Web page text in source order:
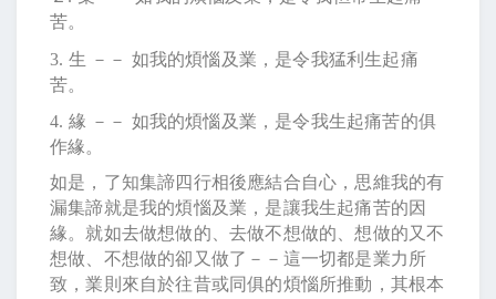
苦。
3. 生 －－ 如我的煩惱及業，是令我猛利生起痛
苦。
4. 緣 －－ 如我的煩惱及業，是令我生起痛苦的俱
作緣。
如是，了知集諦四行相後應結合自心，思維我的有
漏集諦就是我的煩惱及業，是讓我生起痛苦的因
緣。就如去做想做的、去做不想做的、想做的又不
想做、不想做的卻又做了－－這一切都是業力所
致，業則來自於往昔或同俱的煩惱所推動，其根本